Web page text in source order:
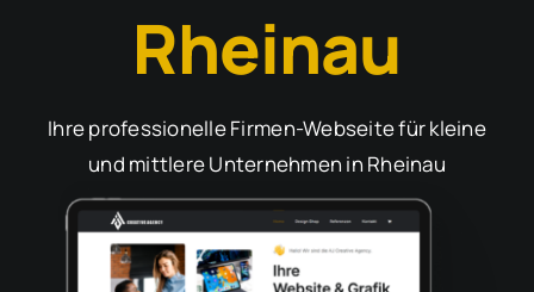
Rheinau
Ihre professionelle Firmen-Webseite für kleine
und mittlere Unternehmen in Rheinau